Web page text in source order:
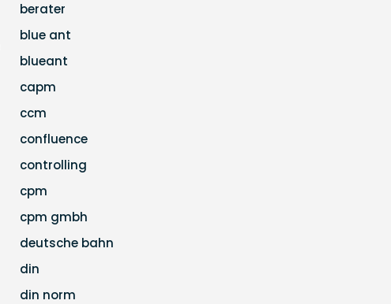
berater
blue ant
blueant
capm
ccm
confluence
controlling
cpm
cpm gmbh
deutsche bahn
din
din norm